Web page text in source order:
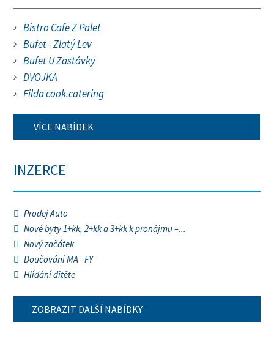
Bistro Cafe Z Palet
Bufet - Zlatý Lev
Bufet U Zastávky
DVOJKA
Filda cook.catering
VÍCE NABÍDEK
INZERCE
Prodej Auto
Nové byty 1+kk, 2+kk a 3+kk k pronájmu –...
Nový začátek
Doučování MA - FY
Hlídání dítěte
ZOBRAZIT DALŠÍ NABÍDKY